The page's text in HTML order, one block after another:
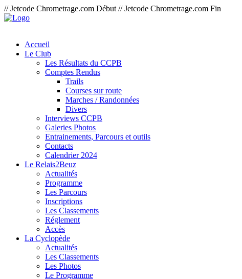
// Jetcode Chrometrage.com Début // Jetcode Chrometrage.com Fin
Accueil
Le Club
Les Résultats du CCPB
Comptes Rendus
Trails
Courses sur route
Marches / Randonnées
Divers
Interviews CCPB
Galeries Photos
Entrainements, Parcours et outils
Contacts
Calendrier 2024
Le Relais2Beuz
Actualités
Programme
Les Parcours
Inscriptions
Les Classements
Réglement
Accès
La Cyclopède
Actualités
Les Classements
Les Photos
Le Programme